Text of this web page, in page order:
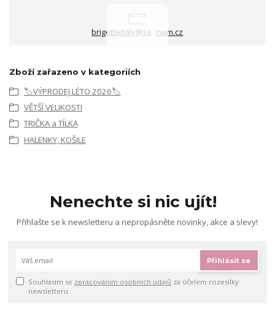
brigetteitaly@seznam.cz
Zboží zařazeno v kategoriích
🏷️VÝPRODEJ LÉTO 2026🏷️
VĚTŠÍ VELIKOSTI
TRIČKA a TÍLKA
HALENKY, KOŠILE
Nenechte si nic ujít!
Přihlašte se k newsletteru a nepropásněte novinky, akce a slevy!
Přihlásit se
Souhlasím se zpracováním osobních údajů za účelem rozesílky
newsletteru.